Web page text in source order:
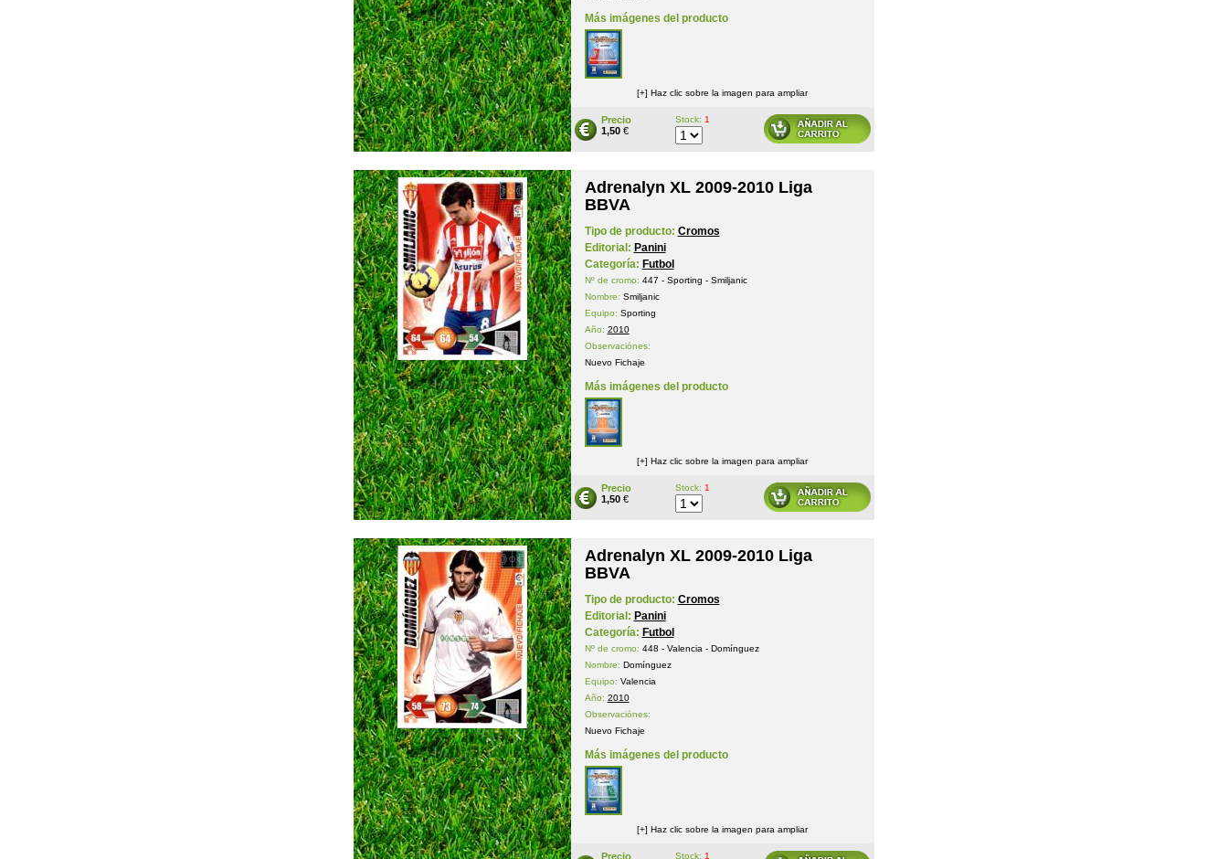
Más imágenes del producto
[+] Haz clic sobre la imagen para ampliar
Precio
1,50€
Stock: 1
Adrenalyn XL 2009-2010 Liga
BBVA
Tipo de producto: Cromos
Editorial: Panini
Categoría: Futbol
Nº de cromo: 447 - Sporting - Smiljanic
Nombre: Smiljanic
Equipo: Sporting
Año: 2010
Observaciónes:
Nuevo Fichaje
Más imágenes del producto
[+] Haz clic sobre la imagen para ampliar
Precio
1,50€
Stock: 1
Adrenalyn XL 2009-2010 Liga
BBVA
Tipo de producto: Cromos
Editorial: Panini
Categoría: Futbol
Nº de cromo: 448 - Valencia - Domínguez
Nombre: Domínguez
Equipo: Valencia
Año: 2010
Observaciónes:
Nuevo Fichaje
Más imágenes del producto
[+] Haz clic sobre la imagen para ampliar
Precio Stock: 1